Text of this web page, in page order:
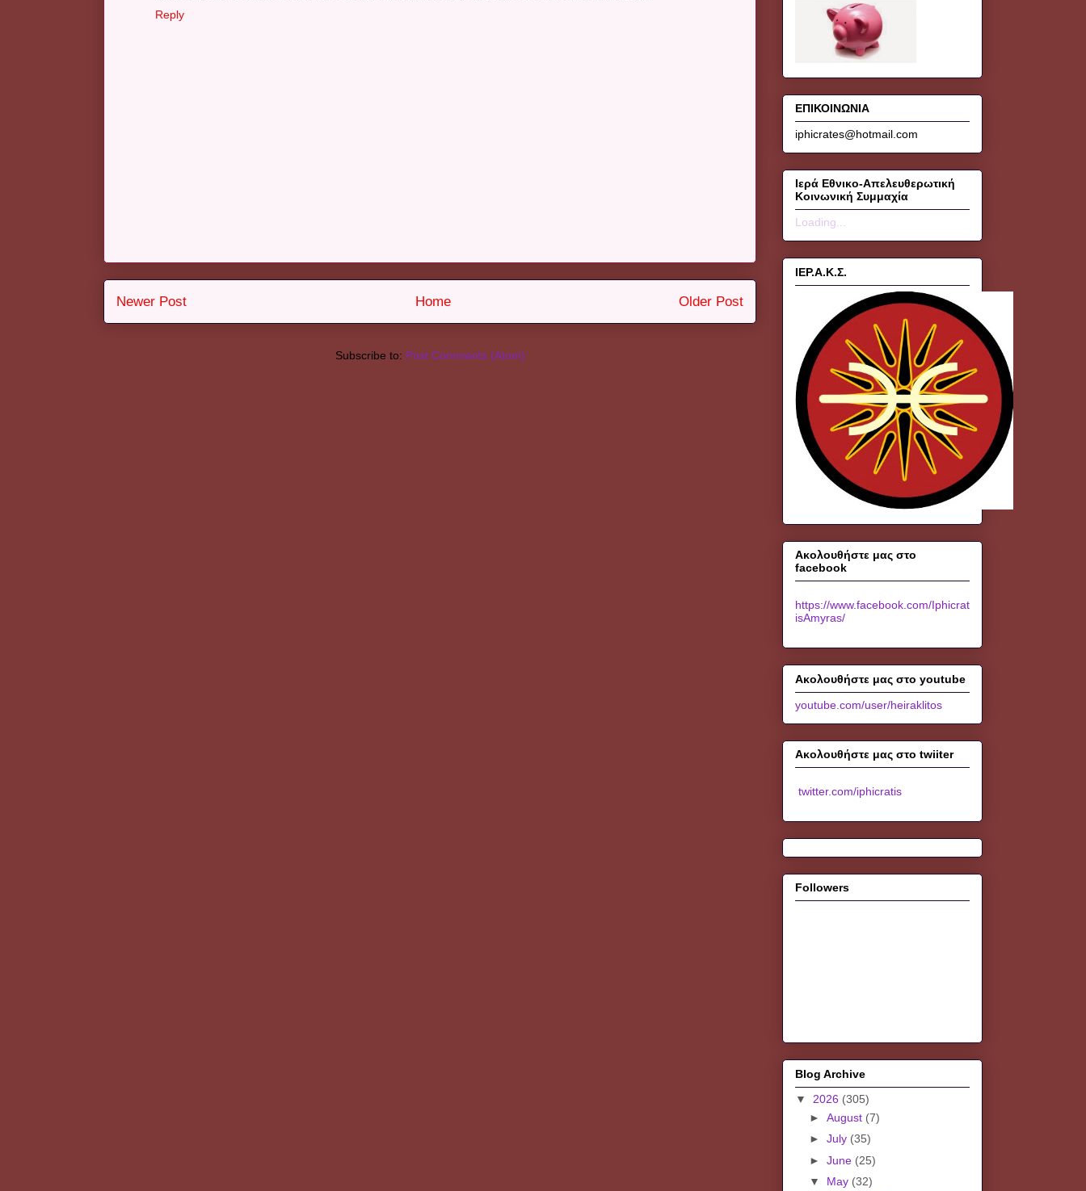
Reply
Newer Post Older Post
Home
Subscribe to: Post Comments (Atom)
ΕΠΙΚΟΙΝΩΝΙΑ
iphicrates@hotmail.com
Ιερά Εθνικο-Απελευθερωτική
Κοινωνική Συμμαχία
Loading...
ΙΕΡ.Α.Κ.Σ.
Ακολουθήστε μας στο
facebook
https://www.facebook.com/Iphicrat
isAmyras/
Ακολουθήστε μας στο youtube
youtube.com/user/heiraklitos
Ακολουθήστε μας στο twiiter
twitter.com/iphicratis
Followers
Blog Archive
▼ 2026 (305)
► August (7)
► July (35)
► June (25)
▼ May (32)